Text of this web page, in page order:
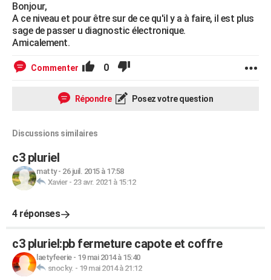
Bonjour,
A ce niveau et pour être sur de ce qu'il y a à faire, il est plus
sage de passer u diagnostic électronique.
Amicalement.
Commenter 0
Répondre Posez votre question
Discussions similaires
c3 pluriel
matty- 26 juil. 2015 à 17:58
Xavier- 23 avr. 2021 à 15:12
4 réponses
c3 pluriel:pb fermeture capote et coffre
laetyfeerie- 19 mai 2014 à 15:40
snocky. - 19 mai 2014 à 21:12